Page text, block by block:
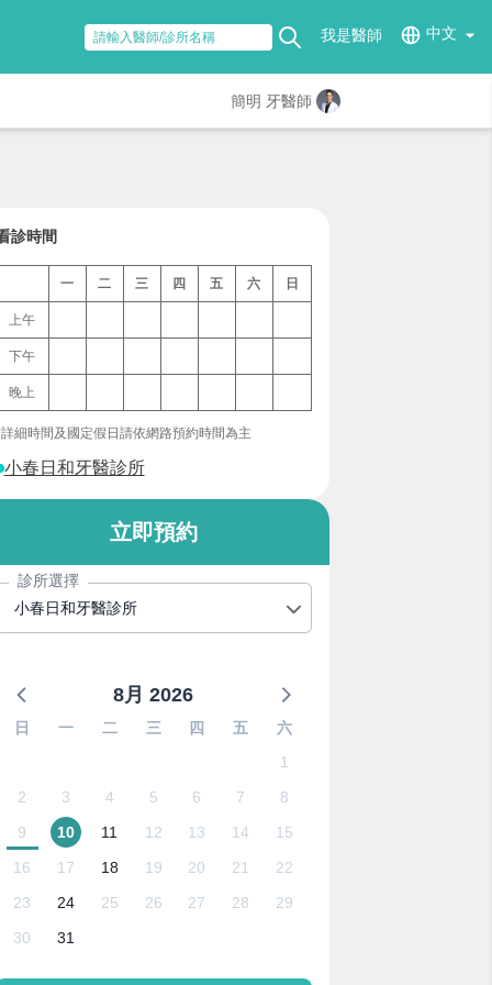
我是醫師 中文
簡明 牙醫師
診時間
一 二 三 四 五 六 日
上午
下午
晚上
細時間及國定假日請依網路預約時間為主
小春日和牙醫診所
立即預約
診所選擇
小春日和牙醫診所
8月 2026
日 一 二 三 四 五
六
1
2
3 4 5 6 7
8
9
10 11 12 13 14
15
16
17 18 19 20 21
22
23
24 25 26 27 28
29
30
31